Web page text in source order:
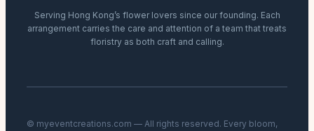
Serving Hong Kong’s flower lovers since our founding. Each
arrangement carries the care and attention of a team that treats
floristry as both craft and calling.
© myeventcreations.com — All rights reserved. Every bloom,